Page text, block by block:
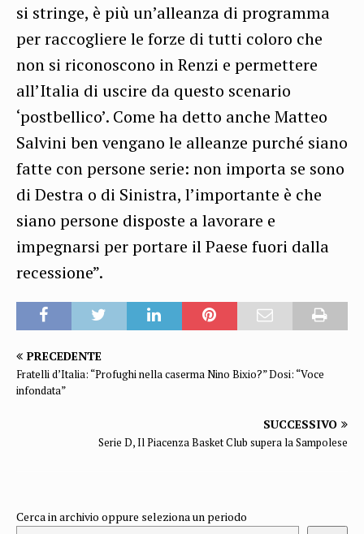
si stringe, è più un’alleanza di programma
per raccogliere le forze di tutti coloro che
non si riconoscono in Renzi e permettere
all’Italia di uscire da questo scenario
‘postbellico’. Come ha detto anche Matteo
Salvini ben vengano le alleanze purché siano
fatte con persone serie: non importa se sono
di Destra o di Sinistra, l’importante è che
siano persone disposte a lavorare e
impegnarsi per portare il Paese fuori dalla
recessione”.
PRECEDENTE
Fratelli d’Italia: “Profughi nella caserma Nino Bixio?” Dosi: “Voce
infondata”
SUCCESSIVO
Serie D, Il Piacenza Basket Club supera la Sampolese
Cerca in archivio oppure seleziona un periodo